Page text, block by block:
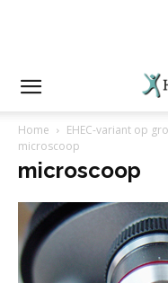
Home
EHEC-variant op
microscoop
microscoop